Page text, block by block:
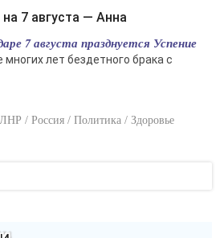
7 августа — Анна
7 августа празднуется Успение
лет бездетного брака с
/ Россия / Политика / Здоровье